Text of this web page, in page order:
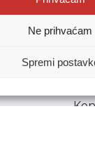
Ne prihvaćam
Spremi
Zagreb
dopušteno je uz